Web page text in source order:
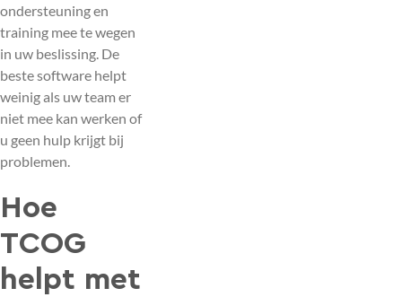
ondersteuning en
training mee te wegen
in uw beslissing. De
beste software helpt
weinig als uw team er
niet mee kan werken of
u geen hulp krijgt bij
problemen.
Hoe
TCOG
helpt met